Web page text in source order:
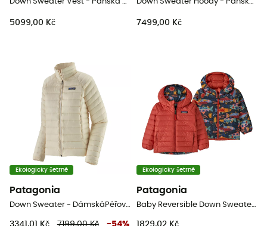
Down Sweater Vest - Pánská Péřova bez rukávů
5099,00 Kč
Down Sweater Hoody - PánskáPéřová bunda
7499,00 Kč
Ekologicky šetrné
Patagonia
Down Sweater - DámskáPéřová bunda
Ekologicky šetrné
Patagonia
Baby Reversible Down Sweater Hoody - Dětská Lyžařská bunda